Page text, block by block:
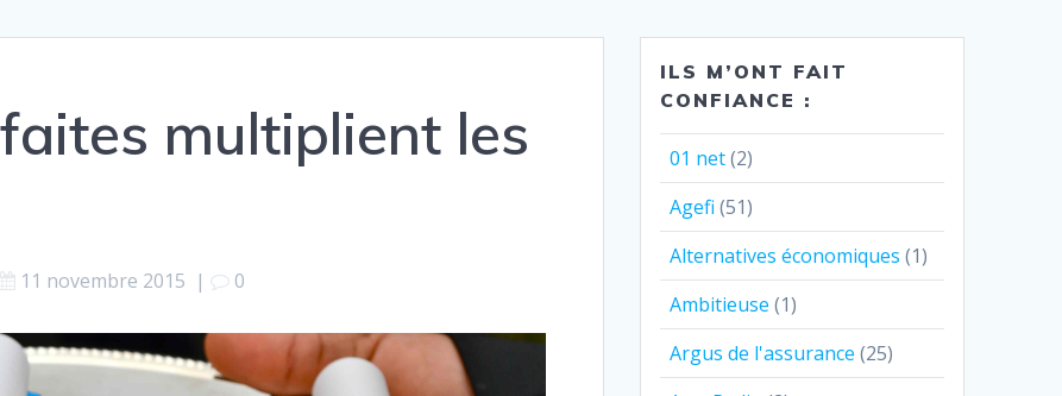
multiplient les
11 novembre 2015 | 0
ILS M’ONT FAIT
CONFIANCE :
01 net(2)
Agefi (51)
Alternatives économiques (1)
Ambitieuse (1)
Argus de l'assurance (25)